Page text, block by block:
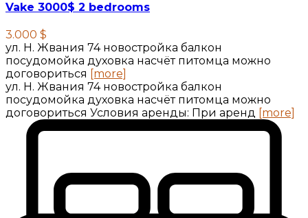
Vake 3000$ 2 bedrooms
3.000 $
ул. Н. Жвания 74 новостройка балкон
посудомойка духовка насчёт питомца можно
договориться
[more]
ул. Н. Жвания 74 новостройка балкон
посудомойка духовка насчёт питомца можно
договориться Условия аренды: При аренд [more]